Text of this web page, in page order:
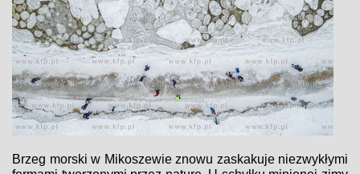
Brzeg morski w Mikoszewie znowu zaskakuje niezwykłymi